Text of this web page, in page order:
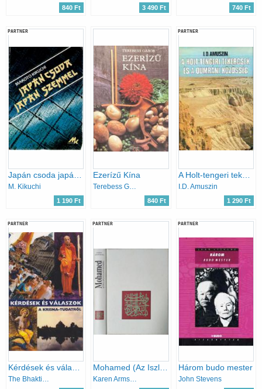
840 Ft 3 490 Ft 740 Ft
PARTNER
M. Kikuchi
1 190 Ft
Ezerízű Kína
840 Ft
PARTNER
A Holt-tengeri tekercsek és a qumrámi közösség
I.D. Amuszin
1 290 Ft
PARTNER
Kérdések és válaszok a krisna-tudatról
The Bhaktivedanta Book Trust
PARTNER
Mohamed (Az Iszlám nyugati szemmel)
Karen Armstrong
PARTNER
Három budo mester
John Stevens